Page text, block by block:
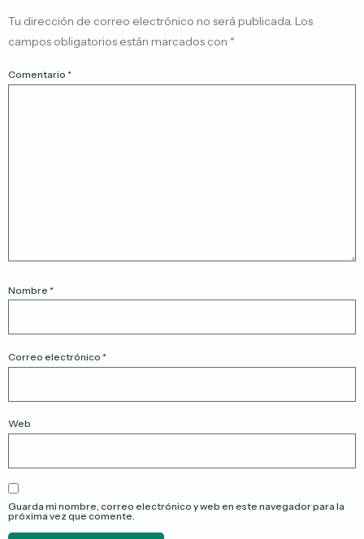
Tu dirección de correo electrónico no será publicada. Los
campos obligatorios están marcados con *
Comentario *
Nombre *
Correo electrónico *
Web
Guarda mi nombre, correo electrónico y web en este navegador para la
próxima vez que comente.